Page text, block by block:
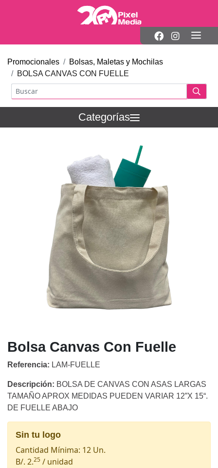
Promocionales
Bolsas, Maletas y Mochilas
BOLSA CANVAS CON FUELLE
Categorías
Bolsa Canvas Con Fuelle
Referencia: LAM-FUELLE
Descripción: BOLSA DE CANVAS CON ASAS LARGAS
TAMAÑO APROX MEDIDAS PUEDEN VARIAR 12”X 15“.
DE FUELLE ABAJO
Sin tu logo
Cantidad Mínima: 12 Un.
B/. 2.25 / unidad